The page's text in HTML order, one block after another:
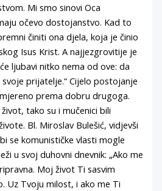
Mi smo sinovi Oca
očevo dostojanstvo. Kad to
činiti ona djela, koja je činio
Isus Krist. A najjezgrovitije je
ljubavi nitko nema od ove: da
prijatelje.“ Cijelo postojanje
prema dobru drugoga.
tako su i mučenici bili
Bl. Miroslav Bulešić, vidjevši
se komunističke vlasti mogle
u svoj duhovni dnevnik: „Ako me
Moj život Ti sasvim
Uz Tvoju milost, i ako me Ti